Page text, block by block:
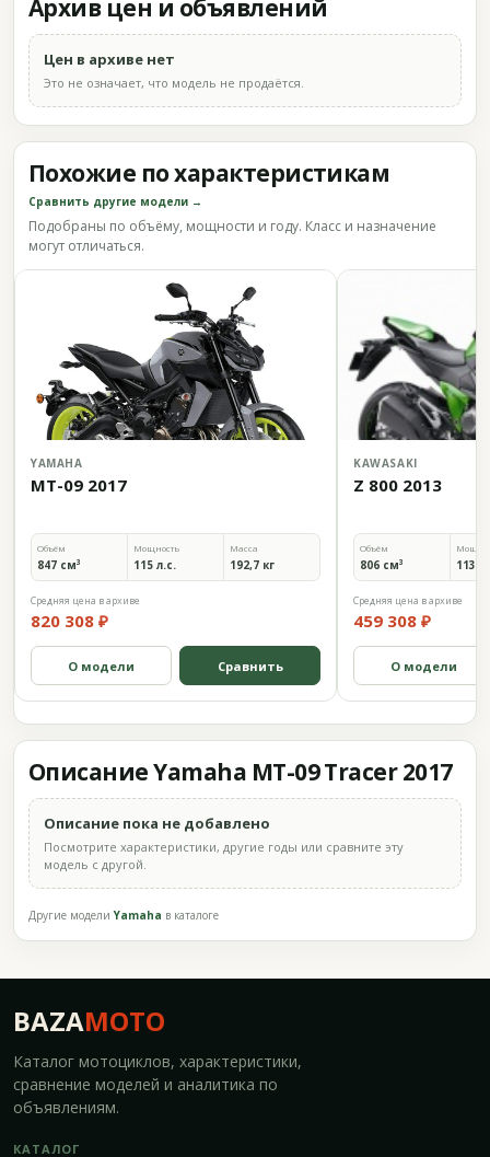
Архив цен и объявлений
Цен в архиве нет
Это не означает, что модель не продаётся.
Похожие по характеристикам
Сравнить другие модели →
Подобраны по объёму, мощности и году. Класс и назначение
могут отличаться.
YAMAHA
MT-09 2017
Объём
847 см³
Мощность
115 л.с.
Масса
192,7 кг
Средняя цена в архиве
820 308 ₽
О модели Сравнить
KAWASAKI
Z 800 2013
Объём
806 см³ 113
Средняя цена в архиве
459 308 ₽
О модели
Описание Yamaha MT-09 Tracer 2017
Описание пока не добавлено
Посмотрите характеристики, другие годы или сравните эту
модель с другой.
Другие моделиYamaha в каталоге
BAZAMOTO
Каталог мотоциклов, характеристики,
сравнение моделей и аналитика по
объявлениям.
КАТАЛОГ